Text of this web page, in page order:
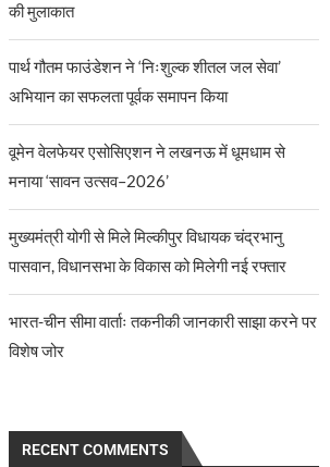
की मुलाकात
पार्थ गौतम फाउंडेशन ने ‘निःशुल्क शीतल जल सेवा’
अभियान का सफलता पूर्वक समापन किया
वूमेन वेलफेयर एसोसिएशन ने लखनऊ में धूमधाम से
मनाया ‘सावन उत्सव–2026’
मुख्यमंत्री योगी से मिले मिल्कीपुर विधायक चंद्रभानु
पासवान, विधानसभा के विकास को मिलेगी नई रफ्तार
भारत-चीन सीमा वार्ताः तकनीकी जानकारी साझा करने पर
विशेष जोर
RECENT COMMENTS